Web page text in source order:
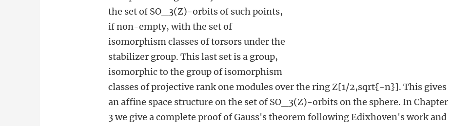
the set of SO_3(Z)-orbits of such points,
if non-empty, with the set of
isomorphism classes of torsors under the
stabilizer group. This last set is a group,
isomorphic to the group of isomorphism
classes of projective rank one modules over the ring Z[1/2,sqrt{-n}]. This gives
an affine space structure on the set of SO_3(Z)-orbits on the sphere. In Chapter
3 we give a complete proof of Gauss's theorem following Edixhoven's work and